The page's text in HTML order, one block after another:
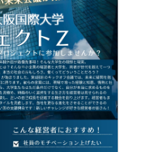
丁目-1-30 谷町八木ビル4F